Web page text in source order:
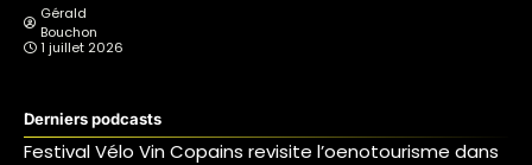
Gérald
Bouchon
1 juillet 2026
Derniers podcasts
Festival Vélo Vin Copains revisite l’oenotourisme dans